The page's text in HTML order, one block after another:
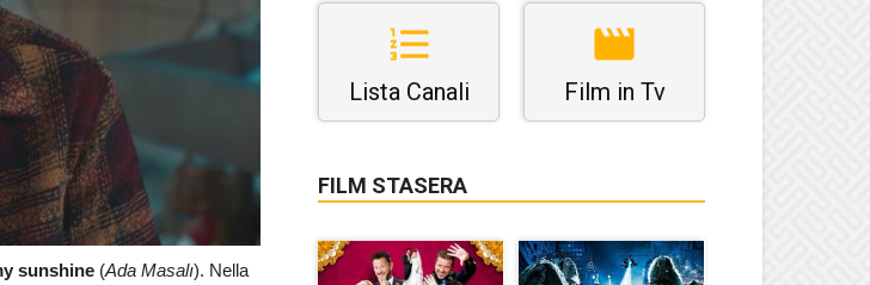
sunshine (Ada Masalı). Nella
Lista Canali Film in Tv
FILM STASERA